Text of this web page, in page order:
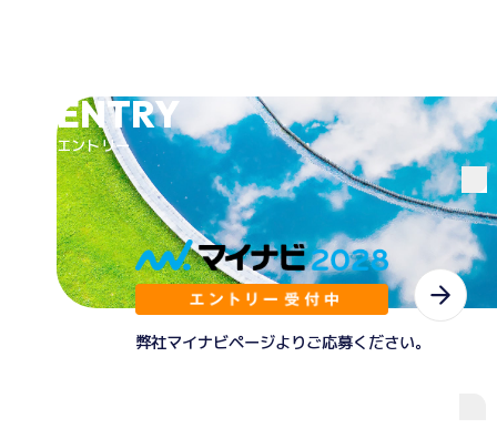
ENTRY
エントリー
弊社マイナビページよりご応募ください。